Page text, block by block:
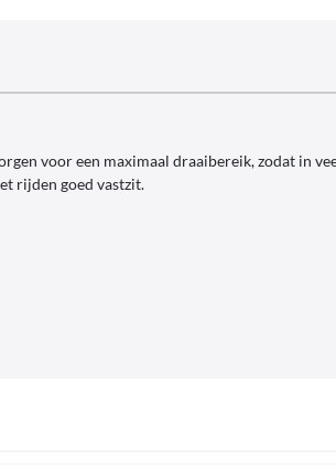
voor een maximaal draaibereik, zodat in
rijden goed vastzit.